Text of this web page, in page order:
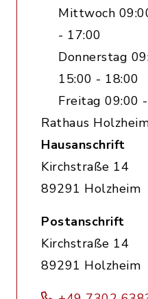
Mittwoch
- 17:00
Donnerstag
15:00 - 18:00
Freitag 09:00
Rathaus
Hausanschrift
Kirchstraße 14
89291 Holzheim
Postanschrift
Kirchstraße 14
89291 Holzheim